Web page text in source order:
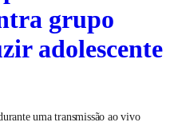
grupo
adolescente
uma transmissão ao vivo